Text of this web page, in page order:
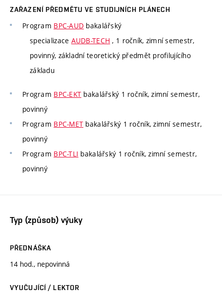
ZAŘAZENÍ PŘEDMĚTU VE STUDIJNÍCH PLÁNECH
Program BPC-AUD bakalářský
specializace AUDB-TECH , 1 ročník, zimní semestr,
povinný, základní teoretický předmět profilujícího
základu
Program BPC-EKT bakalářský 1 ročník, zimní semestr,
povinný
Program BPC-MET bakalářský 1 ročník, zimní semestr,
povinný
Program BPC-TLI bakalářský 1 ročník, zimní semestr,
povinný
Typ (způsob) výuky
PŘEDNÁŠKA
14 hod., nepovinná
VYUČUJÍCÍ / LEKTOR